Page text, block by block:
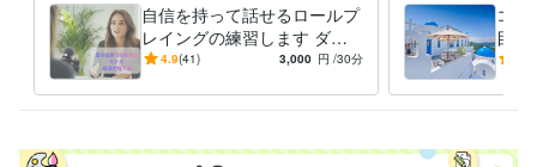
自信を持って話せるロールプ
レイングの練習します ダメ
出しではなく、次に何を意識
4.9(41) 3,000 円 /30分
コー
目指
んか